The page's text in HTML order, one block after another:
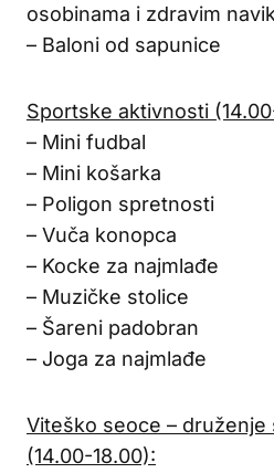
osobinama i zdravim
– Baloni od sapunice
Sportske aktivnosti
– Mini fudbal
– Mini košarka
– Poligon spretnosti
– Vuča konopca
– Kocke za najmlađe
– Muzičke stolice
– Šareni padobran
– Joga za najmlađe
Viteško seoce – druženje
(14.00-18.00):